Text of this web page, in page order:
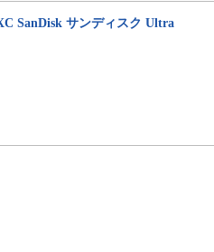
SanDisk サンディスク Ultra